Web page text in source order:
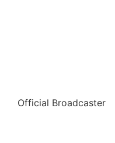
Official Broadcaster